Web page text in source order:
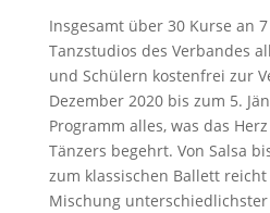
Insgesamt über 30 Kurse an
Tanzstudios des Verbandes
und Schülern kostenfrei zur
Dezember 2020 bis zum 5.
Programm alles, was das
Tänzers begehrt. Von Salsa
zum klassischen Ballett
Mischung